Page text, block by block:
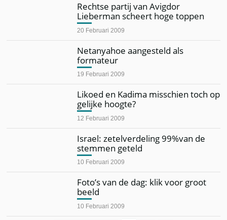
Rechtse partij van Avigdor
Lieberman scheert hoge toppen
20 Februari 2009
Netanyahoe aangesteld als
formateur
19 Februari 2009
Likoed en Kadima misschien toch op
gelijke hoogte?
12 Februari 2009
Israel: zetelverdeling 99%van de
stemmen geteld
10 Februari 2009
Foto’s van de dag: klik voor groot
beeld
10 Februari 2009